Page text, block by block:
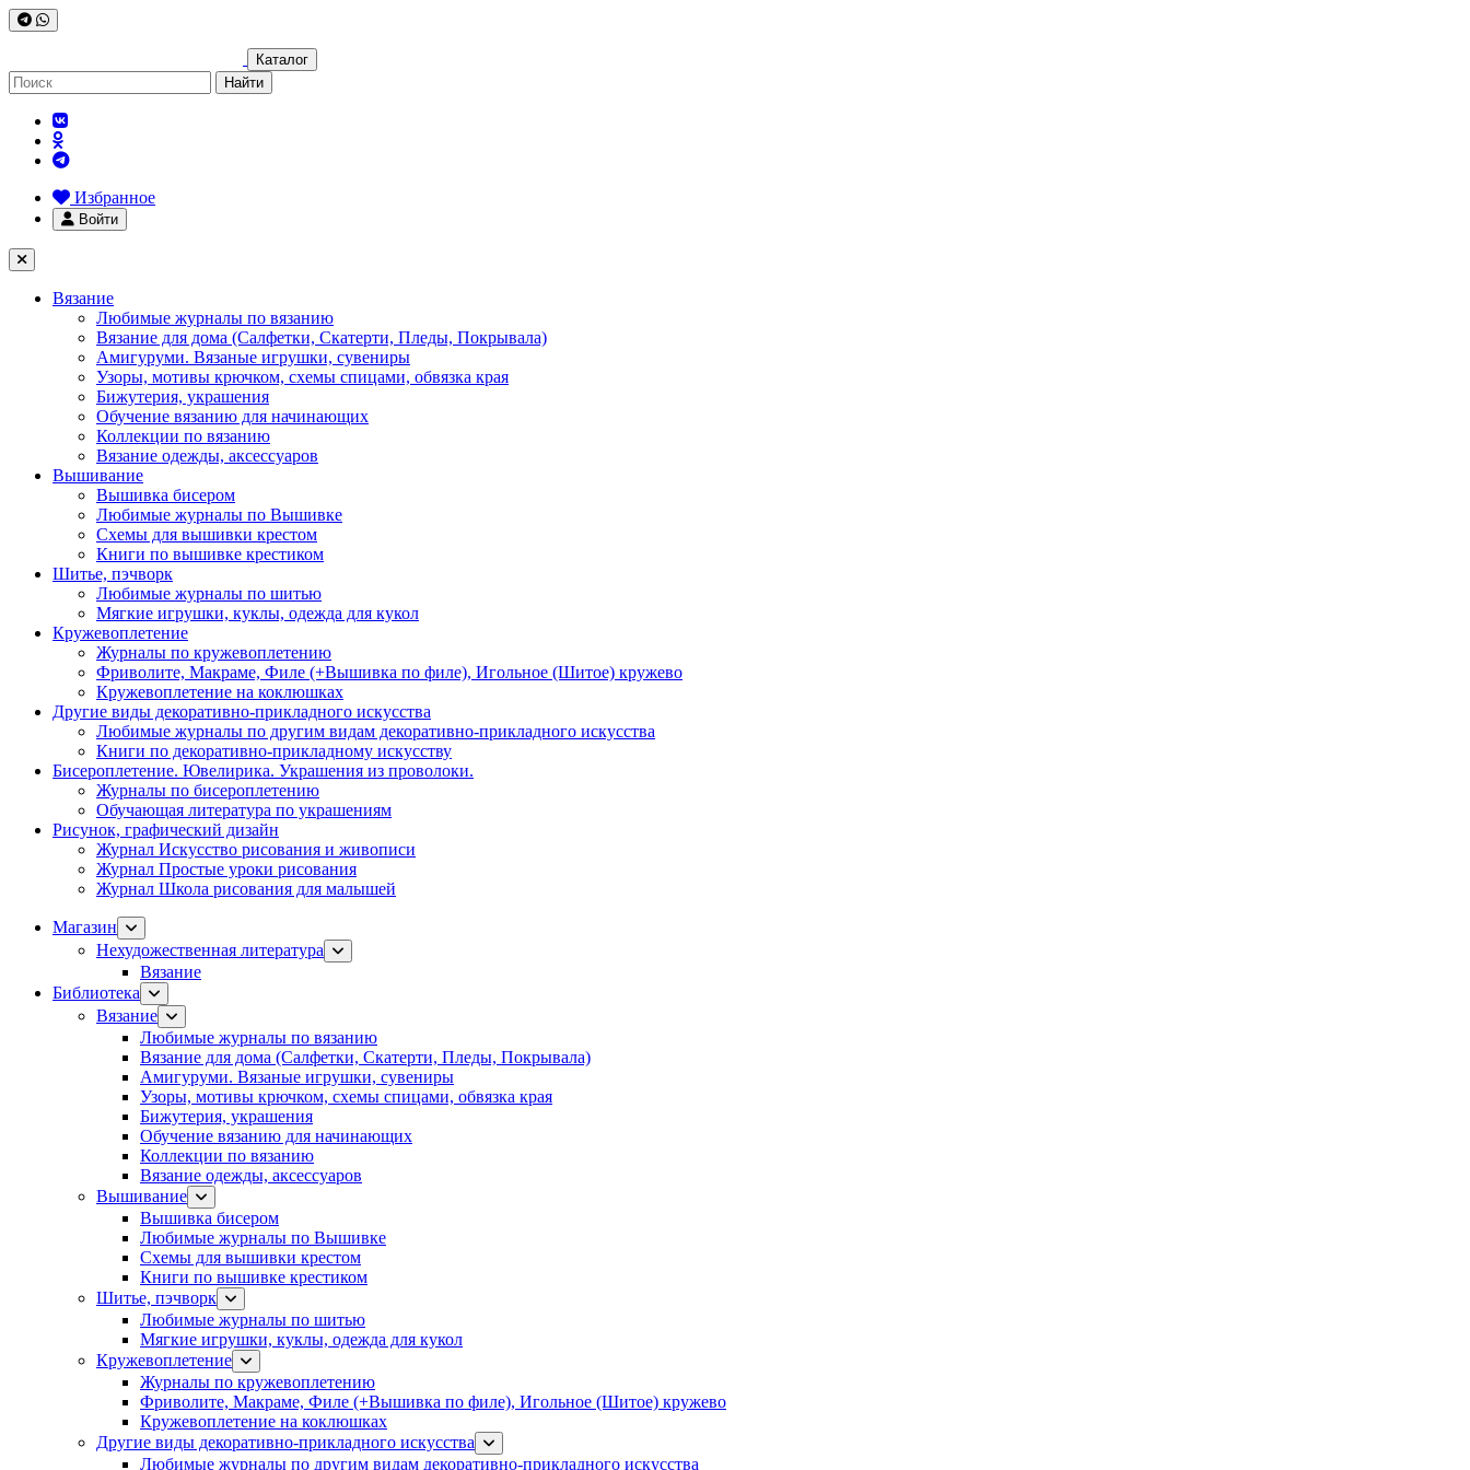
Каталог
Найти
Избранное
Войти
Вязание
Любимые журналы по вязанию
Вязание для дома (Салфетки, Скатерти, Пледы, Покрывала)
Амигуруми. Вязаные игрушки, сувениры
Узоры, мотивы крючком, схемы спицами, обвязка края
Бижутерия, украшения
Обучение вязанию для начинающих
Коллекции по вязанию
Вязание одежды, аксессуаров
Вышивание
Вышивка бисером
Любимые журналы по Вышивке
Схемы для вышивки крестом
Книги по вышивке крестиком
Шитье, пэчворк
Любимые журналы по шитью
Мягкие игрушки, куклы, одежда для кукол
Кружевоплетение
Журналы по кружевоплетению
Фриволите, Макраме, Филе (+Вышивка по филе), Игольное (Шитое) кружево
Кружевоплетение на коклюшках
Другие виды декоративно-прикладного искусства
Любимые журналы по другим видам декоративно-прикладного искусства
Книги по декоративно-прикладному искусству
Бисероплетение. Ювелирика. Украшения из проволоки.
Журналы по бисероплетению
Обучающая литература по украшениям
Рисунок, графический дизайн
Журнал Искусство рисования и живописи
Журнал Простые уроки рисования
Журнал Школа рисования для малышей
Магазин
Нехудожественная литература
Вязание
Библиотека
Вязание
Любимые журналы по вязанию
Вязание для дома (Салфетки, Скатерти, Пледы, Покрывала)
Амигуруми. Вязаные игрушки, сувениры
Узоры, мотивы крючком, схемы спицами, обвязка края
Бижутерия, украшения
Обучение вязанию для начинающих
Коллекции по вязанию
Вязание одежды, аксессуаров
Вышивание
Вышивка бисером
Любимые журналы по Вышивке
Схемы для вышивки крестом
Книги по вышивке крестиком
Шитье, пэчворк
Любимые журналы по шитью
Мягкие игрушки, куклы, одежда для кукол
Кружевоплетение
Журналы по кружевоплетению
Фриволите, Макраме, Филе (+Вышивка по филе), Игольное (Шитое) кружево
Кружевоплетение на коклюшках
Другие виды декоративно-прикладного искусства
Любимые журналы по другим видам декоративно-прикладного искусства